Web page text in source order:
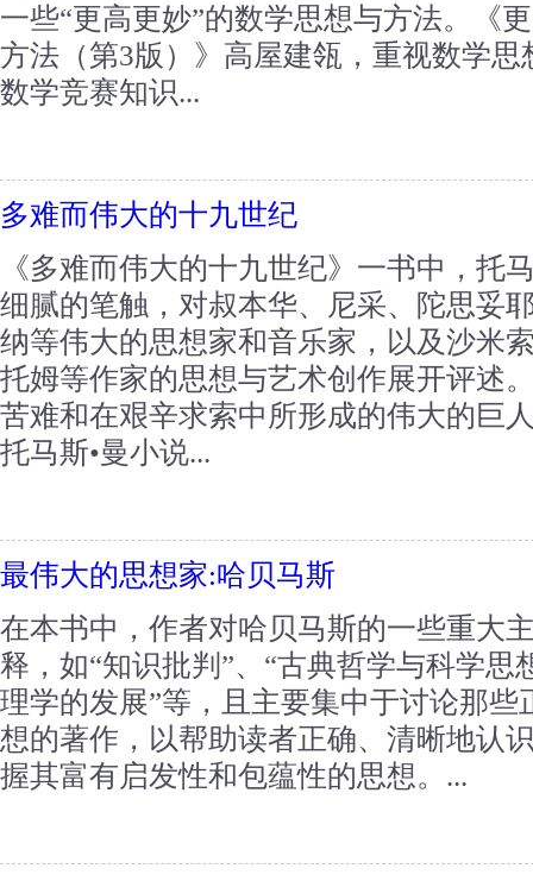
一些“更高更妙”的数学思想与方法。《
方法（第3版）》高屋建瓴，重视数学
数学竞赛知识...
多难而伟大的十九世纪
《多难而伟大的十九世纪》一书中，托
细腻的笔触，对叔本华、尼采、陀思妥
纳等伟大的思想家和音乐家，以及沙米
托姆等作家的思想与艺术创作展开评述
苦难和在艰辛求索中所形成的伟大的巨
托马斯•曼小说...
最伟大的思想家:哈贝马斯
在本书中，作者对哈贝马斯的一些重大
释，如“知识批判”、“古典哲学与科学思
理学的发展”等，且主要集中于讨论那
想的著作，以帮助读者正确、清晰地认
握其富有启发性和包蕴性的思想。...